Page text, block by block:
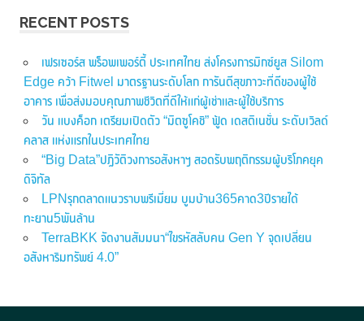
RECENT POSTS
เฟรเซอร์ส พร็อพเพอร์ตี้ ประเทศไทย ส่งโครงการมิกซ์ยูส Silom
Edge คว้า Fitwel มาตรฐานระดับโลก การันตีสุขภาวะที่ดีของผู้ใช้
อาคาร เพื่อส่งมอบคุณภาพชีวิตที่ดีให้แก่ผู้เช่าและผู้ใช้บริการ
วัน แบงค็อก เตรียมเปิดตัว “มิตซูโคชิ” ฟู้ด เดสติเนชั่น ระดับเวิลด์
คลาส แห่งแรกในประเทศไทย
“Big Data”ปฏิวัติวงการอสังหาฯ สอดรับพฤติกรรมผู้บริโภคยุค
ดิจิทัล
LPNรุกตลาดแนวราบพรีเมี่ยม บูมบ้าน365คาด3ปีรายได้
ทะยาน5พันล้าน
TerraBKK จัดงานสัมมนา“ไขรหัสลับคน Gen Y จุดเปลี่ยน
อสังหาริมทรัพย์ 4.0”